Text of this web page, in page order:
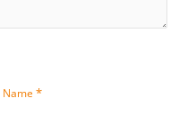
Name *